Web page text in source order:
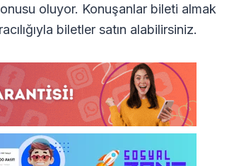
oluyor. Konuşanlar bileti almak
biletler satın alabilirsiniz.